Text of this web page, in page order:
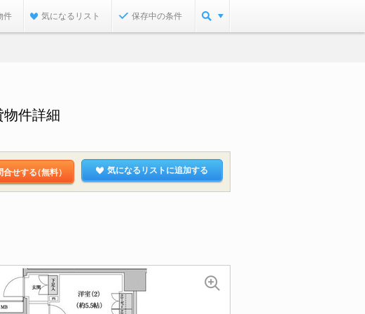
件 気になるリスト 保存中の条件
件詳細
合せする（無料） 気になるリストに追加する